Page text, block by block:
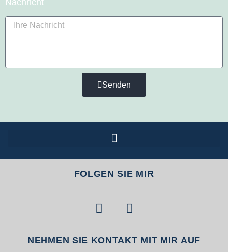
Nachricht
Senden
FOLGEN SIE MIR
NEHMEN SIE KONTAKT MIT MIR AUF